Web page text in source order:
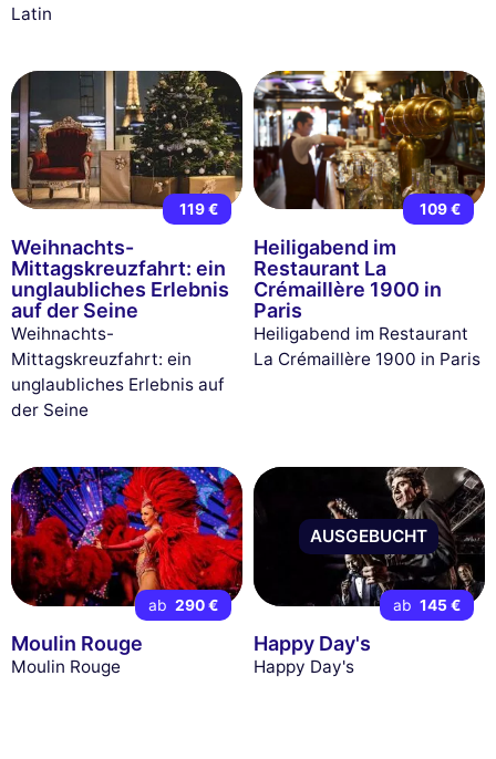
Latin
119 €
Weihnachts-
Mittagskreuzfahrt: ein
unglaubliches Erlebnis
auf der Seine
Weihnachts-
Mittagskreuzfahrt: ein
unglaubliches Erlebnis auf
der Seine
109 €
Heiligabend im
Restaurant La
Crémaillère 1900 in
Paris
Heiligabend im Restaurant
La Crémaillère 1900 in Paris
ab 290 €
Moulin Rouge
Moulin Rouge
AUSGEBUCHT
ab 145 €
Happy Day's
Happy Day's